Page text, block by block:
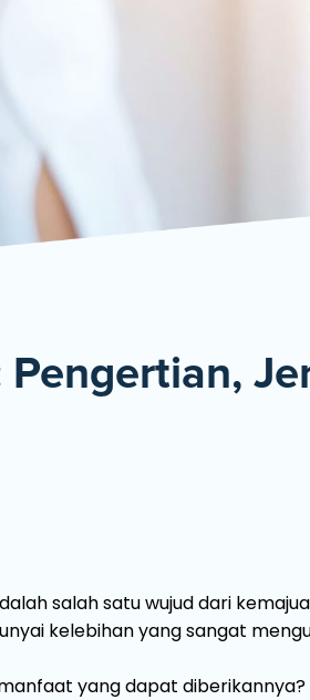
dengan mudah dan cepat.
salah satu wujud dari
kelebihan yang sangat
yang dapat